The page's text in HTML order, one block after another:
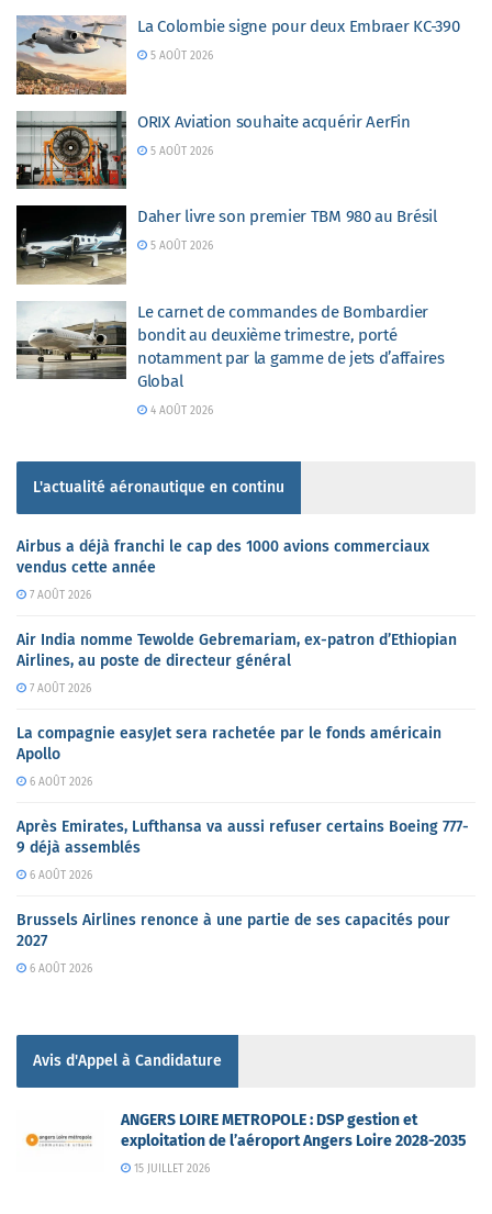
La Colombie signe pour deux Embraer KC-390
5 AOÛT 2026
ORIX Aviation souhaite acquérir AerFin
5 AOÛT 2026
Daher livre son premier TBM 980 au Brésil
5 AOÛT 2026
Le carnet de commandes de Bombardier
bondit au deuxième trimestre, porté
notamment par la gamme de jets d’affaires
Global
4 AOÛT 2026
L'actualité aéronautique en continu
Airbus a déjà franchi le cap des 1000 avions commerciaux
vendus cette année
7 AOÛT 2026
Air India nomme Tewolde Gebremariam, ex-patron d’Ethiopian
Airlines, au poste de directeur général
7 AOÛT 2026
La compagnie easyJet sera rachetée par le fonds américain
Apollo
6 AOÛT 2026
Après Emirates, Lufthansa va aussi refuser certains Boeing 777-
9 déjà assemblés
6 AOÛT 2026
Brussels Airlines renonce à une partie de ses capacités pour
2027
6 AOÛT 2026
Avis d'Appel à Candidature
ANGERS LOIRE METROPOLE : DSP gestion et
exploitation de l’aéroport Angers Loire 2028-2035
15 JUILLET 2026